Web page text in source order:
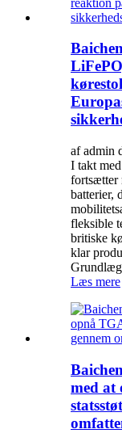
af admin
I takt
fortsætter
batterier,
fleksible
britiske
klar
Læs mere
med at